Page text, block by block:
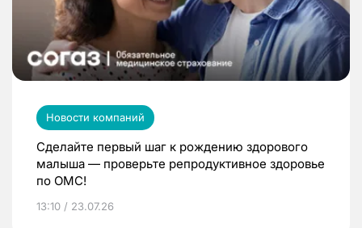
Новости компаний
Сделайте первый шаг к рождению здорового
малыша — проверьте репродуктивное здоровье
по ОМС!
13:10 / 23.07.26